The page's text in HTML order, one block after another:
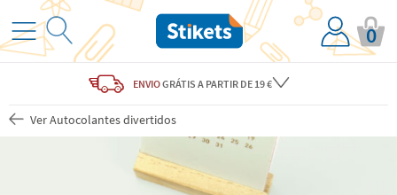
0
ENVIOGRÁTIS A PARTIR DE 19 €
Ver Autocolantes divertidos